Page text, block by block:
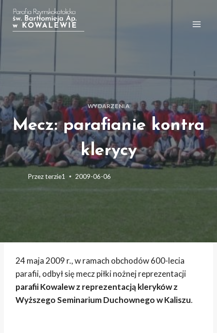
Przejdź
treści
WYDARZENIA
Mecz: parafianie kontra
klerycy
Przezterzie1 2009-06-06
24 maja 2009 r., w ramach obchodów 600-lecia
parafii, odbył się mecz piłki nożnej reprezentacji
parafii Kowalew z reprezentacją kleryków z
Wyższego Seminarium Duchownego w Kaliszu.